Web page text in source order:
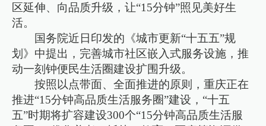
区延伸、向品质升级，让“15分钟”照见美好生
活。
国务院近日印发的《城市更新“十五五”规
划》中提出，完善城市社区嵌入式服务设施，推
动一刻钟便民生活圈建设扩围升级。
按照以点带面、全面推进的原则，重庆正在
推进“15分钟高品质生活服务圈”建设，“十五
五”时期将扩容建设300个“15分钟高品质生活服